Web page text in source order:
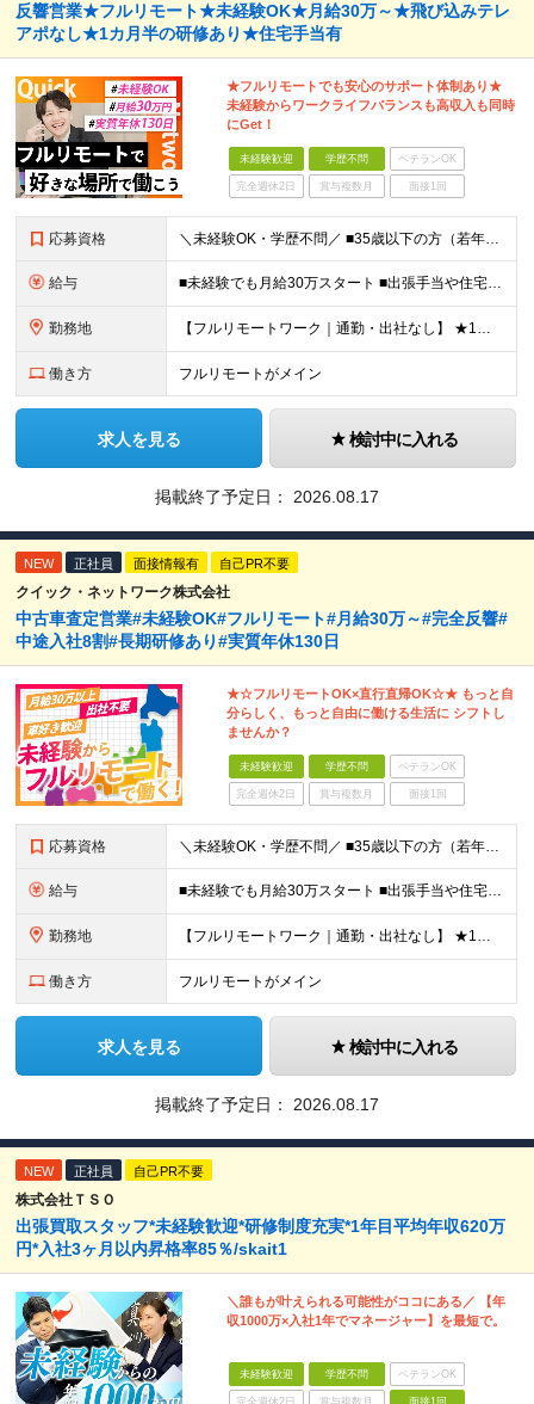
反響営業★フルリモート★未経験OK★月給30万～★飛び込みテレ
アポなし★1カ月半の研修あり★住宅手当有
★フルリモートでも安心のサポート体制あり★
未経験からワークライフバランスも高収入も同時
にGet！
未経験歓迎 学歴不問 ベテランOK
完全週休2日 賞与複数月 面接1回
応募資格 ＼未経験OK・学歴不問／ ■35歳以下の方（若年層の長期キャリア形成のため） ■第二新卒OK ■普通自動車免許（AT）をお持ちの方 ▼▽こんな方はぜひご応募ください！▽▼ 「車の運転が好き！」 「地
給与 ■未経験でも月給30万スタート ■出張手当や住宅手当あり 【東京都・神奈川県】 月給35万円～60万円＋インセンティブ＋賞与＋諸手当 上記月給は、月42時間分の固定残業代（月8万3900円以上）を含
勤務地 【フルリモートワーク｜通勤・出社なし】 ★1人1台社用車貸与 ★転勤なし ★直帰直行OK 【本社】 兵庫県神戸市中央区明石町44 神戸御幸ビル4F ★☆積極採用中☆★ ◆北海道・東北：札幌／福島／
働き方 フルリモートがメイン
求人を見る 検討中に入れる
掲載終了予定日： 2026.08.17
NEW 正社員 面接情報有 自己PR不要
クイック・ネットワーク株式会社
中古車査定営業#未経験OK#フルリモート#月給30万～#完全反響#
中途入社8割#長期研修あり#実質年休130日
★☆フルリモートOK×直行直帰OK☆★ もっと自
分らしく、もっと自由に働ける生活に シフトし
ませんか？
未経験歓迎 学歴不問 ベテランOK
完全週休2日 賞与複数月 面接1回
応募資格 ＼未経験OK・学歴不問／ ■35歳以下の方（若年層の長期キャリア形成のため） ■第二新卒OK ■普通自動車免許（AT）をお持ちの方 ▼▽こんな方はぜひご応募ください！▽▼ 「車の運転が好き！」 「地
給与 ■未経験でも月給30万スタート ■出張手当や住宅手当あり 【東京都・神奈川県】 月給35万円～60万円＋インセンティブ＋賞与＋諸手当 上記月給は、月42時間分の固定残業代（月8万3900円以上）を含
勤務地 【フルリモートワーク｜通勤・出社なし】 ★1人1台社用車貸与 ★転勤なし ★直帰直行OK 【本社】 兵庫県神戸市中央区明石町44 神戸御幸ビル4F ★☆積極採用中☆★ ◆北海道・東北：札幌／福島／
働き方 フルリモートがメイン
求人を見る 検討中に入れる
掲載終了予定日： 2026.08.17
NEW 正社員 自己PR不要
株式会社ＴＳＯ
出張買取スタッフ*未経験歓迎*研修制度充実*1年目平均年収620万
円*入社3ヶ月以内昇格率85％/skait1
＼誰もが叶えられる可能性がココにある／ 【年
収1000万×入社1年でマネージャー】を最短で。
未経験歓迎 学歴不問 ベテランOK
完全週休2日 賞与複数月 面接1回